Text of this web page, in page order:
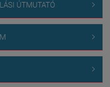
ÚTMUTATÓ 

